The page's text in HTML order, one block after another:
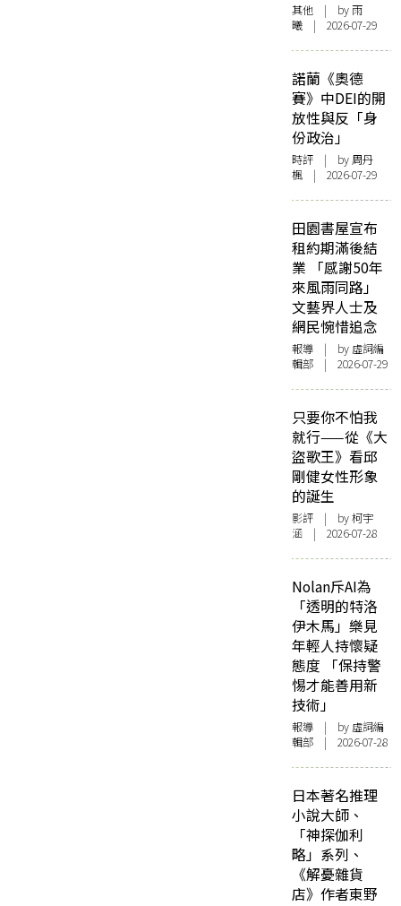
其他 | by 雨
曦 | 2026-07-29
諾蘭《奧德
賽》中DEI的開
放性與反「身
份政治」
時評 | by周丹
楓 | 2026-07-29
田園書屋宣布
租約期滿後結
業 「感謝50年
來風雨同路」
文藝界人士及
網民惋惜追念
報導 | by 虛詞編
輯部 | 2026-07-29
只要你不怕我
就行——從《大
盜歌王》看邱
剛健女性形象
的誕生
影評 | by 柯宇
涵 | 2026-07-28
Nolan斥AI為
「透明的特洛
伊木馬」樂見
年輕人持懷疑
態度 「保持警
惕才能善用新
技術」
報導 | by 虛詞編
輯部 | 2026-07-28
日本著名推理
小說大師、
「神探伽利
略」系列、
《解憂雜貨
店》作者東野